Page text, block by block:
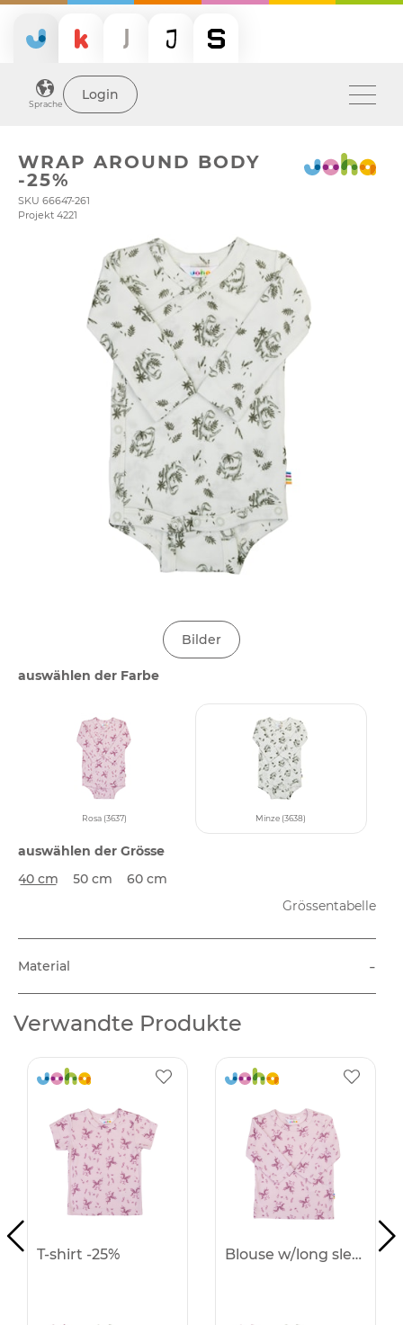
Sprache
Login
WRAP AROUND BODY
-25%
SKU 66647-261
Projekt 4221
Bilder
auswählen der Farbe
Rosa (3637) Minze (3638)
auswählen der Grösse
40 cm
50 cm
60 cm
Grössentabelle
Material -
Verwandte Produkte
T-shirt -25% Blouse w/long sleeves -25%